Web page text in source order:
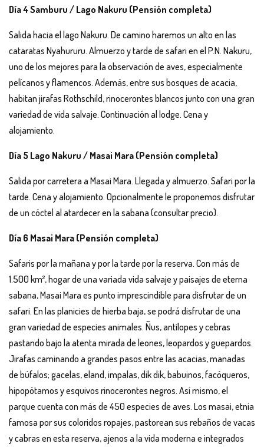
Día 4 Samburu / Lago Nakuru (Pensión completa)
Salida hacia el lago Nakuru. De camino haremos un alto en las
cataratas Nyahururu. Almuerzo y tarde de safari en el P.N. Nakuru,
uno de los mejores para la observación de aves, especialmente
pelícanos y flamencos. Además, entre sus bosques de acacia,
habitan jirafas Rothschild, rinocerontes blancos junto con una gran
variedad de vida salvaje. Continuación al lodge. Cena y
alojamiento.
Día 5 Lago Nakuru / Masai Mara (Pensión completa)
Salida por carretera a Masai Mara. Llegada y almuerzo. Safari por la
tarde. Cena y alojamiento. Opcionalmente le proponemos disfrutar
de un cóctel al atardecer en la sabana (consultar precio).
Día 6 Masai Mara (Pensión completa)
Safaris por la mañana y por la tarde por la reserva. Con más de
1.500 km², hogar de una variada vida salvaje y paisajes de eterna
sabana, Masai Mara es punto imprescindible para disfrutar de un
safari. En las planicies de hierba baja, se podrá disfrutar de una
gran variedad de especies animales. Ñus, antílopes y cebras
pastando bajo la atenta mirada de leones, leopardos y guepardos.
Jirafas caminando a grandes pasos entre las acacias, manadas
de búfalos; gacelas, eland, impalas, dik dik, babuinos, facóqueros,
hipopótamos y esquivos rinocerontes negros. Así mismo, el
parque cuenta con más de 450 especies de aves. Los masai, etnia
famosa por sus coloridos ropajes, pastorean sus rebaños de vacas
y cabras en esta reserva, ajenos a la vida moderna e integrados